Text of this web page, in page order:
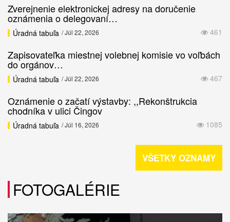
Zverejnenie elektronickej adresy na doručenie
oznámenia o delegovaní…
461
Úradná tabuľa / Júl 22, 2026
Zapisovateľka miestnej volebnej komisie vo voľbách
do orgánov…
467
Úradná tabuľa / Júl 22, 2026
Oznámenie o začatí výstavby: ,,Rekonštrukcia
chodníka v ulici Čingov
1085
Úradná tabuľa / Júl 16, 2026
VŠETKY OZNAMY
FOTOGALÉRIE